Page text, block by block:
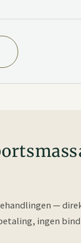
—
ingen